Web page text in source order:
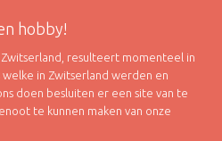
hobby!
resulteert momenteel in
in Zwitserland werden en
doen besluiten er een site van te
te kunnen maken van onze